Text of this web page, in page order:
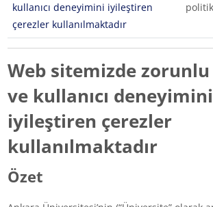
kullanıcı deneyimini iyileştiren
çerezler kullanılmaktadır
Web sitemizde
ve kullanıcı deneyimini
iyileştiren çerezler
kullanılmaktadır
Özet